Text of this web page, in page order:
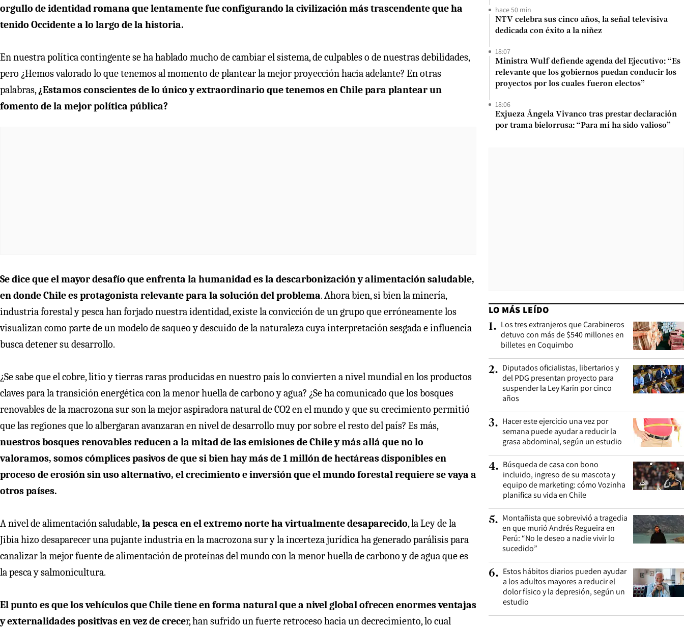
orgullo de identidad romana que lentamente fue configurando la civilización más trascendente que ha
tenido Occidente a lo largo de la historia.
En nuestra política contingente se ha hablado mucho de cambiar el sistema, de culpables o de nuestras debilidades,
pero ¿Hemos valorado lo que tenemos al momento de plantear la mejor proyección hacia adelante? En otras
palabras,¿Estamos conscientes de lo único y extraordinario que tenemos en Chile para plantear un
fomento de la mejor política pública?
Se dice que el mayor desafío que enfrenta la humanidad es la descarbonización y alimentación saludable,
en donde Chile es protagonista relevante para la solución del problema. Ahora bien, si bien la minería,
industria forestal y pesca han forjado nuestra identidad, existe la convicción de un grupo que erróneamente los
visualizan como parte de un modelo de saqueo y descuido de la naturaleza cuya interpretación sesgada e influencia
busca detener su desarrollo.
¿Se sabe que el cobre, litio y tierras raras producidas en nuestro país lo convierten a nivel mundial en los productos
claves para la transición energética con la menor huella de carbono y agua? ¿Se ha comunicado que los bosques
renovables de la macrozona sur son la mejor aspiradora natural de CO2 en el mundo y que su crecimiento permitió
que las regiones que lo albergaran avanzaran en nivel de desarrollo muy por sobre el resto del país? Es más,
nuestros bosques renovables reducen a la mitad de las emisiones de Chile y más allá que no lo
valoramos, somos cómplices pasivos de que si bien hay más de 1 millón de hectáreas disponibles en
proceso de erosión sin uso alternativo, el crecimiento e inversión que el mundo forestal requiere se vaya a
otros países.
A nivel de alimentación saludable, la pesca en el extremo norte ha virtualmente desaparecido, la Ley de la
Jibia hizo desaparecer una pujante industria en la macrozona sur y la incerteza jurídica ha generado parálisis para
canalizar la mejor fuente de alimentación de proteínas del mundo con la menor huella de carbono y de agua que es
la pesca y salmonicultura.
El punto es que los vehículos que Chile tiene en forma natural que a nivel global ofrecen enormes ventajas
y externalidades positivas en vez de crecer, han sufrido un fuerte retroceso hacia un decrecimiento, lo cual
hace 50 min
NTV celebra sus cinco años, la señal televisiva
dedicada con éxito a la niñez
18:07
Ministra Wulf defiende agenda del Ejecutivo: “Es
relevante que los gobiernos puedan conducir los
proyectos por los cuales fueron electos”
18:06
Exjueza Ángela Vivanco tras prestar declaración
por trama bielorrusa: “Para mí ha sido valioso”
LO MÁS LEÍDO
1. Los tres extranjeros que Carabineros
detuvo con más de $540 millones en
billetes en Coquimbo
2. Diputados oficialistas, libertarios y
del PDG presentan proyecto para
suspender la Ley Karin por cinco
años
3. Hacer este ejercicio una vez por
semana puede ayudar a reducir la
grasa abdominal, según un estudio
4. Búsqueda de casa con bono
incluido, ingreso de su mascota y
equipo de marketing: cómo Vozinha
planifica su vida en Chile
5. Montañista que sobrevivió a tragedia
en que murió Andrés Regueira en
Perú: “No le deseo a nadie vivir lo
sucedido”
6. Estos hábitos diarios pueden ayudar
a los adultos mayores a reducir el
dolor físico y la depresión, según un
estudio